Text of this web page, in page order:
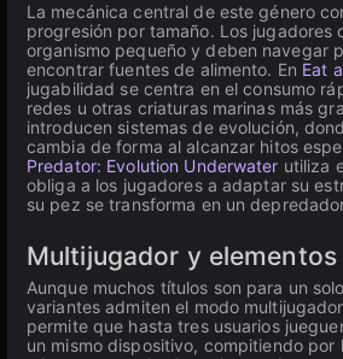
La mecánica central de este género
progresión por tamaño. Los jugadores
organismo pequeño y deben navegar
encontrar fuentes de alimento. En Eat
jugabilidad se centra en el consumo
redes u otras criaturas marinas más
introducen sistemas de evolución,
cambia de forma al alcanzar hitos
Predator: Evolution Underwater utiliza
obliga a los jugadores a adaptar su
su pez se transforma en un
Multijugador y elementos
Aunque muchos títulos son para un
variantes admiten el modo
permite que hasta tres usuarios
un mismo dispositivo, compitiendo por